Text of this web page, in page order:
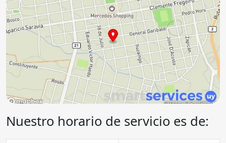
Nuestro horario de servicio es de: